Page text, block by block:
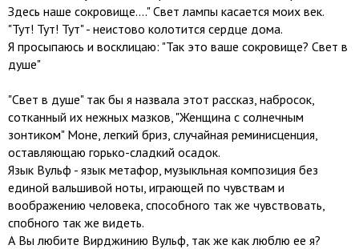
Здесь наше сокровище...." Свет лампы касается моих век.
"Тут! Тут! Тут" - неистово колотится сердце дома.
Я просыпаюсь и восклицаю: "Так это ваше сокровище? Свет в
душе"
"Свет в душе" так бы я назвала этот рассказ, набросок,
сотканный их нежных мазков, "Женщина с солнечным
зонтиком" Моне, легкий бриз, случайная реминисценция,
оставляющаю горько-сладкий осадок.
Язык Вульф - язык метафор, музыкльная композиция без
единой вальшивой ноты, играющей по чувствам и
воображению человека, способного так же чувствовать,
спобного так же видеть.
А Вы любите Вирджинию Вульф, так же как люблю ее я?